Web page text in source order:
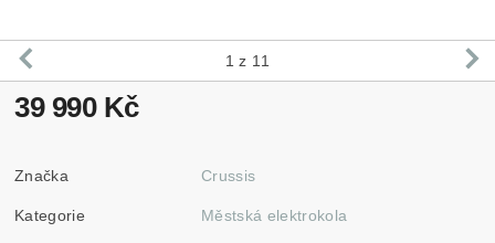
1 z 11
39 990 Kč
Značka Crussis
Kategorie Městská elektrokola